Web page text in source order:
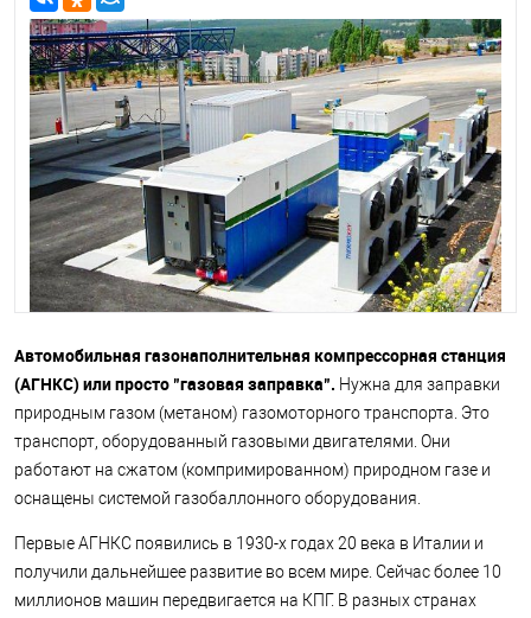
Автомобильная газонаполнительная компрессорная станция
(АГНКС) или просто "газовая заправка". Нужна для заправки
природным газом (метаном) газомоторного транспорта. Это
транспорт, оборудованный газовыми двигателями. Они
работают на сжатом (компримированном) природном газе и
оснащены системой газобаллонного оборудования.
Первые АГНКС появились в 1930-х годах 20 века в Италии и
получили дальнейшее развитие во всем мире. Сейчас более 10
миллионов машин передвигается на КПГ. В разных странах